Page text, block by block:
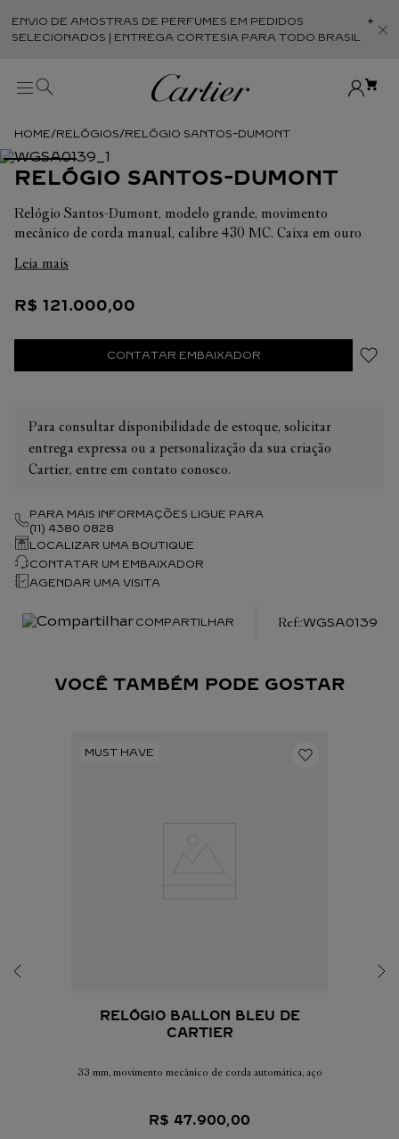
ENVIO DE AMOSTRAS DE PERFUMES EM PEDIDOS
SELECIONADOS | ENTREGA CORTESIA PARA TODO BRASIL
RELÓGIOS RELÓGIO SANTOS-DUMONT
RELÓGIO SANTOS-DUMONT
Relógio Santos-Dumont, modelo grande, movimento
mecânico de corda manual, calibre 430 MC. Caixa em ouro
safira, mostrador prateado com acabamento acetinado
em aço azulado, cristal de safira. Pulseira em couro de
750/1000. Dimensões da caixa: 43,5 mm X 31,4 mm. Espessura:
7,3 mm. Resistente à água até 3 bar (aprox. 30 metros).
Leia mais
R$ 121.000,00
CONTATAR EMBAIXADOR
Para consultar disponibilidade de estoque, solicitar
entrega expressa ou a personalização da sua criação
Cartier, entre em contato conosco.
PARA MAIS INFORMAÇÕES LIGUE PARA
(11) 4380 0828
LOCALIZAR UMA BOUTIQUE
CONTATAR UM EMBAIXADOR
AGENDAR UMA VISITA
COMPARTILHAR :WGSA0139
VOCÊ TAMBÉM PODE GOSTAR
RELÓGIO BALLON BLEU DE
CARTIER
33 mm, movimento mecânico de corda automática, aço
R$ 47.900,00